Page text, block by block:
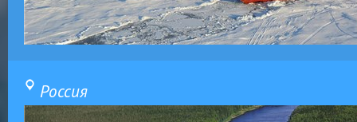
Россия